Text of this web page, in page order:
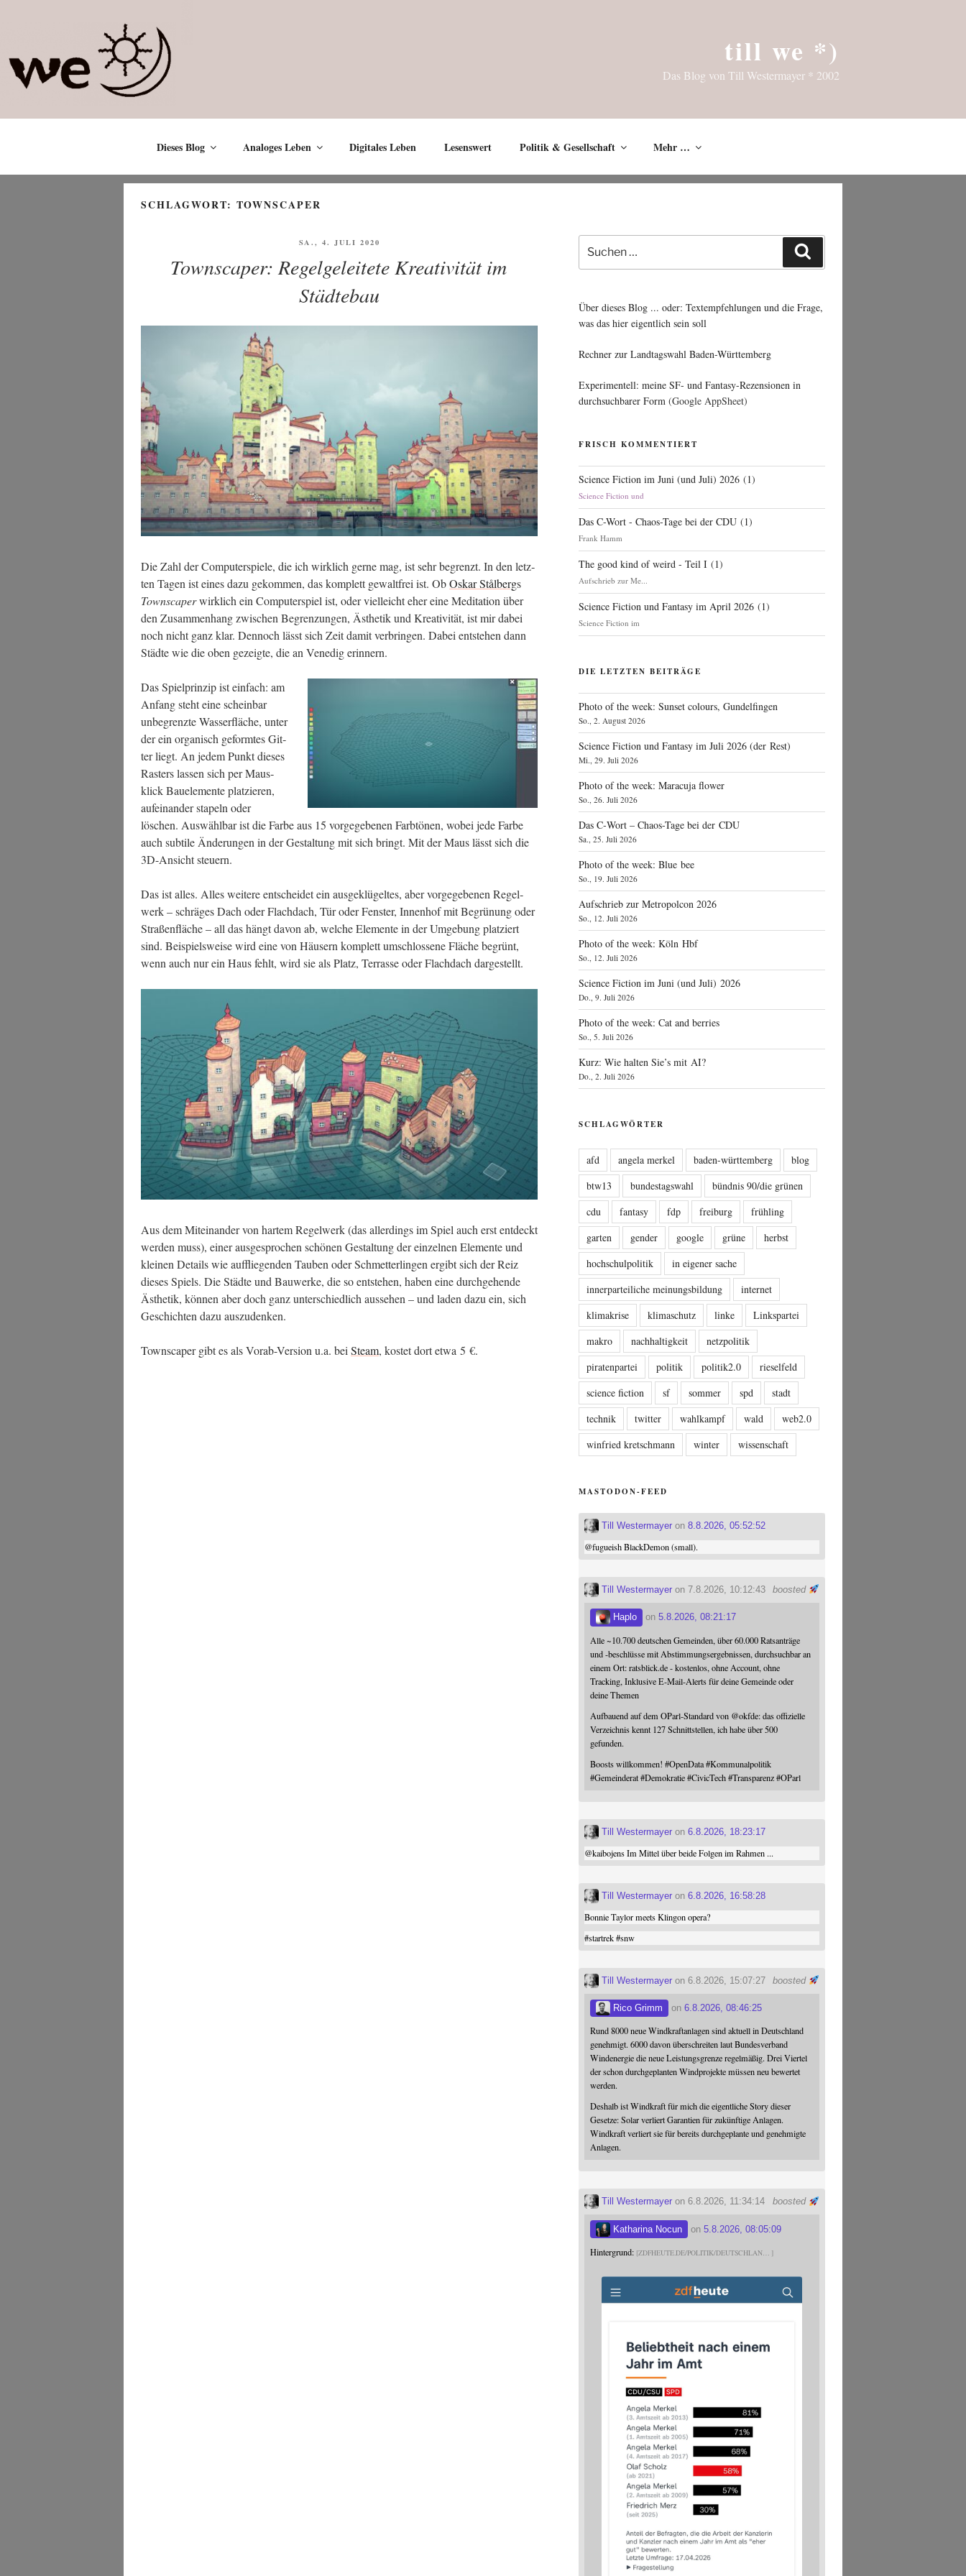
till we *)
Das Blog von Till Westermayer * 2002
Dieses Blog Analoges Leben Digitales Leben Lesenswert Politik & Gesellschaft Mehr …
SCHLAGWORT: TOWNSCAPER
VERÖFFENTLICHT
SA., 4. JULI 2020
Townscaper: Regelgeleitete Kreativität im
Städtebau
Die Zahl der Com­pu­ter­spie­le, die ich wirk­lich ger­ne mag, ist sehr begrenzt. In den letz­
ten Tagen ist eines dazu gekom­men, das kom­plett gewalt­frei ist. ObOskar Stål­bergs
Town­s­caperwirk­lich ein Com­pu­ter­spiel ist, oder viel­leicht eher eine Medi­ta­ti­on über
den Zusam­men­hang zwi­schen Begren­zun­gen, Ästhe­tik und Krea­ti­vi­tät, ist mir dabei
noch nicht ganz klar. Den­noch lässt sich Zeit damit ver­brin­gen. Dabei ent­ste­hen dann
Städ­te wie die oben gezeig­te, die an Vene­dig erinnern.
Das Spiel­prin­zip ist ein­fach: am
Anfang steht eine schein­bar
unbe­grenz­te Was­ser­flä­che, unter
der ein orga­nisch geform­tes Git­
ter liegt. An jedem Punkt die­ses
Ras­ters las­sen sich per Maus­
klick Bau­ele­men­te plat­zie­ren,
auf­ein­an­der sta­peln oder
löschen. Aus­wähl­bar ist die Far­be aus 15 vor­ge­ge­be­nen Farb­tö­nen, wobei jede Far­be
auch sub­ti­le Ände­run­gen in der Gestal­tung mit sich bringt. Mit der Maus lässt sich die
3D-Ansicht steuern.
Das ist alles. Alles wei­te­re ent­schei­det ein aus­ge­klü­gel­tes, aber vor­ge­ge­be­nen Regel­
werk – schrä­ges Dach oder Flach­dach, Tür oder Fens­ter, Innen­hof mit Begrü­nung oder
Stra­ßen­flä­che – all das hängt davon ab, wel­che Ele­men­te in der Umge­bung plat­ziert
sind. Bei­spiels­wei­se wird eine von Häu­sern kom­plett umschlos­se­ne Flä­che begrünt,
wenn auch nur ein Haus fehlt, wird sie als Platz, Ter­ras­se oder Flach­dach dargestellt.
Aus dem Mit­ein­an­der von har­tem Regel­werk (das aller­dings im Spiel auch erst ent­deckt
wer­den muss), einer aus­ge­spro­chen schö­nen Gestal­tung der ein­zel­nen Ele­men­te und
klei­nen Details wie auf­flie­gen­den Tau­ben oder Schmet­ter­lin­gen ergibt sich der Reiz
die­ses Spiels. Die Städ­te und Bau­wer­ke, die so ent­ste­hen, haben eine durch­ge­hen­de
Ästhe­tik, kön­nen aber doch ganz unter­schied­lich aus­se­hen – und laden dazu ein, sich
Geschich­ten dazu auszudenken.
Town­s­caper gibt es als Vor­ab-Ver­si­on u.a. bei Steam, kos­tet dort etwa 5 €.
Suche
nach:
Über dieses Blog ... oder: Textempfehlungen und die Frage,
was das hier eigentlich sein soll
Rechner zur Landtagswahl Baden-Württemberg
Experimentell: meine SF- und Fantasy-Rezensionen in
durchsuchbarer Form (Google AppSheet)
FRISCH KOMMENTIERT
Science Fiction im Juni (und Juli) 2026 (1)
Science Fiction und
Das C-Wort - Chaos-Tage bei der CDU (1)
Frank Hamm
The good kind of weird - Teil I (1)
Aufschrieb zur Me...
Science Fiction und Fantasy im April 2026 (1)
Science Fiction im
DIE LETZTEN BEITRÄGE
Photo of the week: Sunset colours, Gundelfingen
So., 2. August 2026
Science Fiction und Fantasy im Juli 2026 (der Rest)
Mi., 29. Juli 2026
Photo of the week: Maracuja flower
So., 26. Juli 2026
Das C‑Wort – Chaos-Tage bei der CDU
Sa., 25. Juli 2026
Photo of the week: Blue bee
So., 19. Juli 2026
Aufschrieb zur Metropolcon 2026
So., 12. Juli 2026
Photo of the week: Köln Hbf
So., 12. Juli 2026
Science Fiction im Juni (und Juli) 2026
Do., 9. Juli 2026
Photo of the week: Cat and berries
So., 5. Juli 2026
Kurz: Wie halten Sie’s mit AI?
Do., 2. Juli 2026
SCHLAGWÖRTER
afd angela merkel baden-württemberg
blog
btw13
bundestagswahl
bündnis 90/die grünen
cdu
fantasy fdp freiburg
frühling
garten
gender google grüne
herbst
hochschulpolitik
in eigener sache
innerparteiliche meinungsbildung
internet
klimakrise
klimaschutz linke
Linkspartei
makro
nachhaltigkeit
netzpolitik
piratenpartei
politik politik2.0
rieselfeld
science fiction
sf sommer spd
stadt
technik
twitter wahlkampf wald
web2.0
winfried kretschmann
winter wissenschaft
MASTODON-FEED
Till Westermayer on8.8.2026, 05:52:52
@fugueishBlackDemon (small).
boosted
Till Westermayer on 7.8.2026, 10:12:43
Haplo on5.8.2026, 08:21:17
Alle ~10.700 deutschen Gemeinden, über 60.000 Ratsanträge
und -beschlüsse mit Abstimmungsergebnissen, durchsuchbar an
einem Ort: ratsblick.de - kostenlos, ohne Account, ohne
Tracking, Inklusive E-Mail-Alerts für deine Gemeinde oder
deine Themen
Aufbauend auf dem OParl-Standard von @okfde: das offizielle
Verzeichnis kennt 127 Schnittstellen, ich habe über 500
gefunden.
Boosts willkommen!#OpenData #Kommunalpolitik
#Gemeinderat #Demokratie #CivicTech #Transparenz #OParl
Till Westermayer on6.8.2026, 18:23:17
@kaibojensIm Mittel über beide Folgen im Rahmen ...
Till Westermayer on6.8.2026, 16:58:28
Bonnie Taylor meets Klingon opera?
#startrek #snw
boosted
Till Westermayer on 6.8.2026, 15:07:27
Rico Grimm on6.8.2026, 08:46:25
Rund 8000 neue Windkraftanlagen sind aktuell in Deutschland
genehmigt. 6000 davon überschreiten laut Bundesverband
Windenergie die neue Leistungsgrenze regelmäßig. Drei Viertel
der schon durchgeplanten Windprojekte müssen neu bewertet
werden.
Deshalb ist Windkraft für mich die eigentliche Story dieser
Gesetze: Solar verliert Garantien für zukünftige Anlagen.
Windkraft verliert sie für bereits durchgeplante und genehmigte
Anlagen.
boosted
Till Westermayer on 6.8.2026, 11:34:14
Katharina Nocun on5.8.2026, 08:05:09
Hintergrund: ZDFHEUTE.DE/POLITIK/DEUTSCHLAN